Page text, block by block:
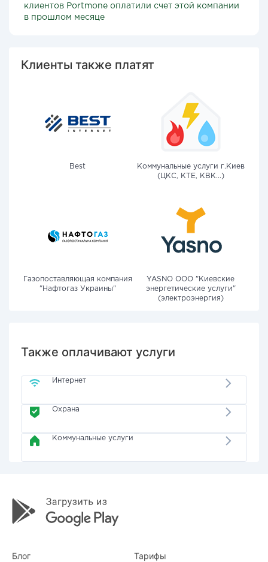
клиентов Portmone оплатили счет этой компании
в прошлом месяце
Клиенты также платят
Best
Коммунальные услуги г.Киев
(ЦКС, КТЕ, КВК...)
Газопоставляющая компания
"Нафтогаз Украины"
YASNO OOO "Киевские
энергетические услуги"
(электроэнергия)
Также оплачивают услуги
Интернет
Охрана
Коммунальные услуги
Блог Тарифы